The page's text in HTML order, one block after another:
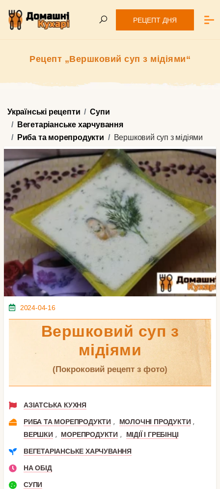
РЕЦЕПТ ДНЯ
Рецепт „Вершковий суп з мідіями“
Українські рецепти
Супи
Вегетаріанське харчування
Риба та морепродукти
Вершковий суп з мідіями
2024-04-16
Вершковий суп з
мідіями
(покроковий рецепт з фото)
АЗІАТСЬКА КУХНЯ
РИБА ТА МОРЕПРОДУКТИ , МОЛОЧНІ ПРОДУКТИ ,
ВЕРШКИ , МОРЕПРОДУКТИ , МІДІЇ І ГРЕБІНЦІ
ВЕГЕТАРІАНСЬКЕ ХАРЧУВАННЯ
НА ОБІД
СУПИ